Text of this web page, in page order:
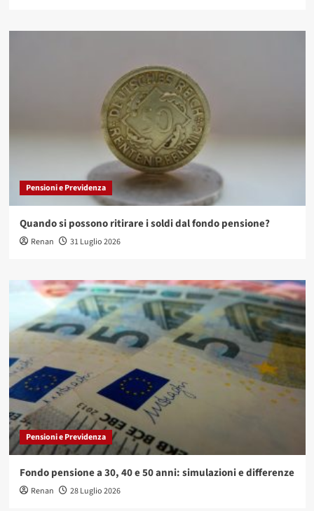
Pensioni e Previdenza
Quando si possono ritirare i soldi dal fondo pensione?
Renan 31 Luglio 2026
Pensioni e Previdenza
Fondo pensione a 30, 40 e 50 anni: simulazioni e differenze
Renan 28 Luglio 2026